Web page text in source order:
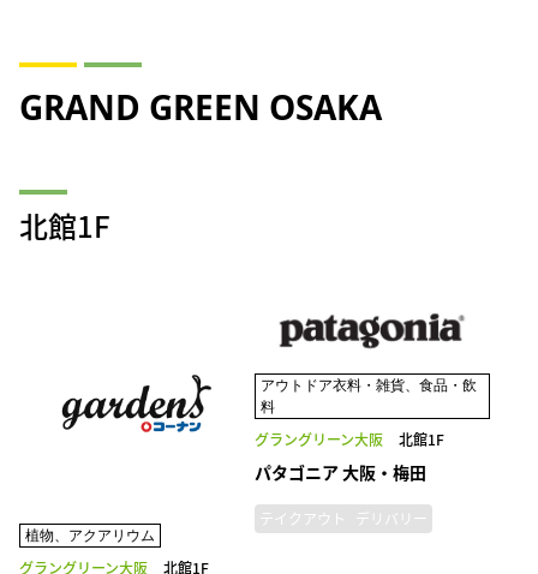
GRAND GREEN OSAKA
北館1F
植物、アクアリウム
グラングリーン大阪 北館1F
アウトドア衣料・雑貨、食品・飲
料
グラングリーン大阪 北館1F
パタゴニア 大阪・梅田
テイクアウト デリバリー